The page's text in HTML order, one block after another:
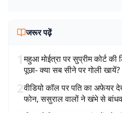
जरूर पढ़ें
1महुआ मोईत्रा पर सुप्रीम कोर्ट
पूछा- क्या सब सीने पर गोली खायें?
2वीडियो कॉल पर पति का अफेयर
फोन, ससुराल वालों ने खंभे से